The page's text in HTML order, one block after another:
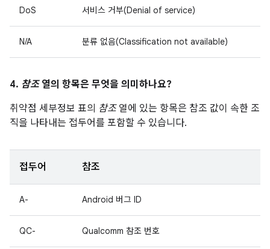
DoS 서비스 거부(Denial of service)
N/A 분류 없음(Classification not available)
4. 참조열의 항목은 무엇을 의미하나요?
취약점 세부정보 표의 참조열에 있는 항목은 참조 값이 속한 조
직을 나타내는 접두어를 포함할 수 있습니다.
접두어 참조
A- Android 버그 ID
QC- Qualcomm 참조 번호